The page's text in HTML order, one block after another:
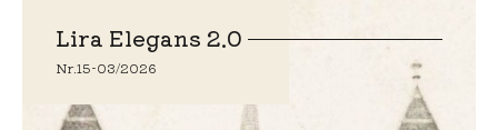
Lira Elegans 2.0
Nr.15-03/2026